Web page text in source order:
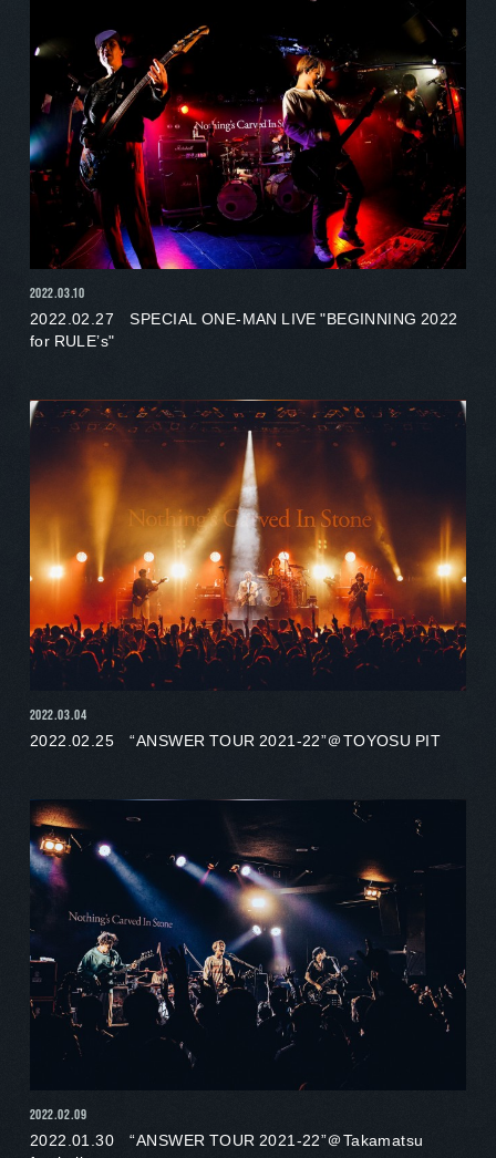
2022.03.10
2022.02.27 SPECIAL ONE-MAN LIVE "BEGINNING 2022
for RULE’s"
2022.03.04
2022.02.25 “ANSWER TOUR 2021-22”＠TOYOSU PIT
2022.02.09
2022.01.30 “ANSWER TOUR 2021-22”＠Takamatsu